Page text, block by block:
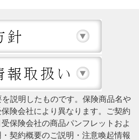
説明したものです。保険商品名や
険会社により異なります。ご契約
保険会社の商品パンフレットおよ
契約概要のご説明・注意喚起情報